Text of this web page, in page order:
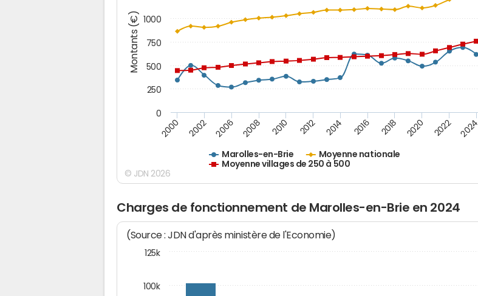
Montants (€)
Marolles-en-Brie
Moyenne nationale
Moyenne villages de 250 à 500
2000 2002 2006 2008 2010 2012 2014 2016 2018 2020 2022 2024
0
250
500
750
1000
© JDN 2026
Charges de fonctionnement de Marolles-en-Brie en 2024
(Source : JDN d'après ministère de l'Economie)
100k
125k